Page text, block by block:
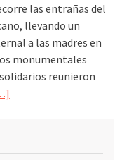
las entrañas del
llevando un
a las madres en
monumentales
reunieron